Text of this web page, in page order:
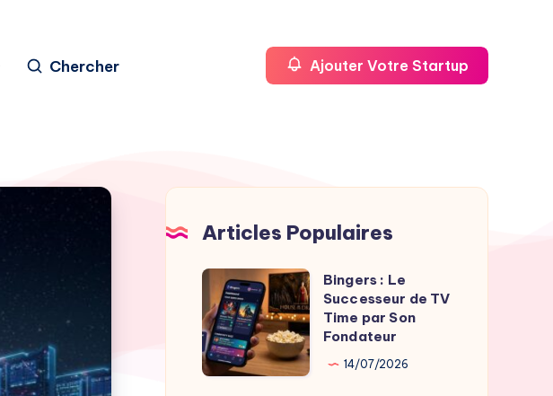
Chercher Ajouter Votre Startup
Articles Populaires
Bingers
Le
Successeur
de
Bingers : Le
Successeur de TV
Time par Son
Fondateur
14/07/2026